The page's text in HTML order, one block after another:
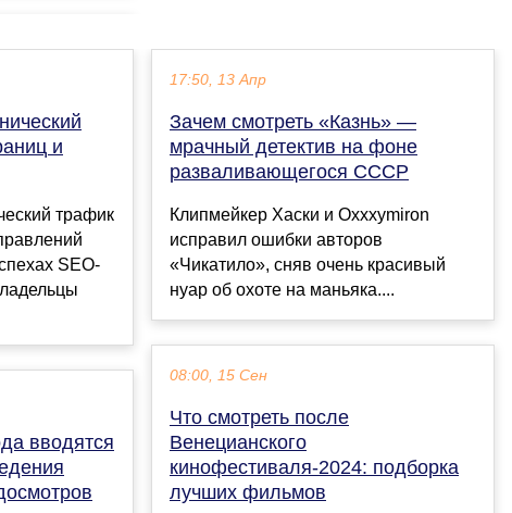
и
трафик
SEO-
вводятся
17:50, 13 Апр
Зачем смотреть «Казнь» —
мрачный детектив на фоне
разваливающегося СССР
Клипмейкер Хаски и Oxxxymiron
исправил ошибки авторов
«Чикатило», сняв очень красивый
нуар об охоте на маньяка....
08:00, 15 Сен
Что смотреть после
Венецианского
кинофестиваля-2024: подборка
лучших фильмов